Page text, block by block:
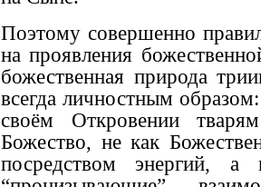
Поэтому совершенно
на проявления
божественная природа
всегда личностным
своём Откровении
Божество, не как
посредством энергий, а